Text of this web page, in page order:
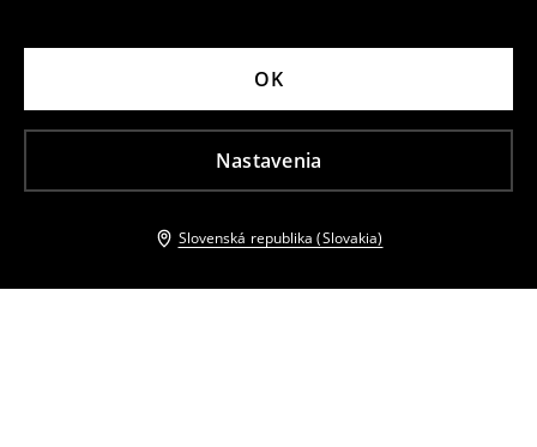
Nastavenia
OK
Slovenská republika (Slovakia)